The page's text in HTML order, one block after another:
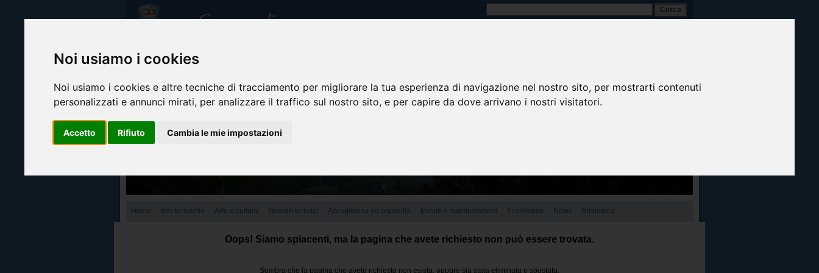
Noi usiamo i cookies
Noi usiamo i cookies e altre tecniche di tracciamento per migliorare la tua esperienza di navigazione nel nostro sito, per mostrarti contenuti
personalizzati e annunci mirati, per analizzare il traffico sul nostro sito, e per capire da dove arrivano i nostri visitatori.
Accetto Rifiuto Cambia le mie impostazioni
Home Info turistiche Arte e cultura Itinerari turistici Accoglienza ed ospitalità Eventi e manifestazioni Eccellenze News Biblioteca
Oops! Siamo spiacenti, ma la pagina che avete richiesto non può essere trovata.
Sembra che la pagina che avete richiesto non esista, oppure sia stata eliminata o spostata.